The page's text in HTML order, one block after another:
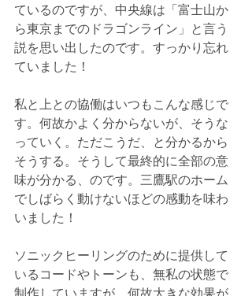
ているのですが、中央線は「富士山か
ら東京までのドラゴンライン」と言う
説を思い出したのです。すっかり忘れ
ていました！
私と上との協働はいつもこんな感じで
す。何故かよく分からないが、そうな
っていく。ただこうだ、と分かるから
そうする。そうして最終的に全部の意
味が分かる、のです。三鷹駅のホーム
でしばらく動けないほどの感動を味わ
いました！
ソニックヒーリングのために提供して
いるコードやトーンも、無私の状態で
制作していますが、何故大きな効果が